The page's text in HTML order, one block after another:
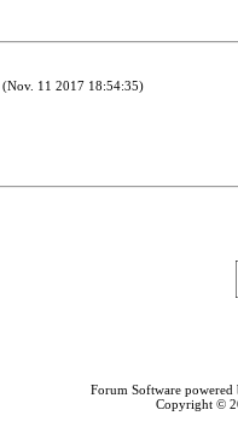
(Nov. 11 2017 18:54:35)
Forum Software
Copyright ©